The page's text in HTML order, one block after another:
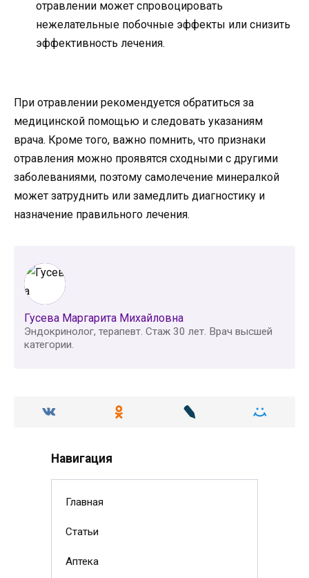
отравлении может спровоцировать
нежелательные побочные эффекты или снизить
эффективность лечения.
При отравлении рекомендуется обратиться за
медицинской помощью и следовать указаниям
врача. Кроме того, важно помнить, что признаки
отравления можно проявятся сходными с другими
заболеваниями, поэтому самолечение минералкой
может затруднить или замедлить диагностику и
назначение правильного лечения.
Гусева Маргарита Михайловна
Эндокринолог, терапевт. Стаж 30 лет. Врач высшей
категории.
Навигация
Главная
Статьи
Аптека